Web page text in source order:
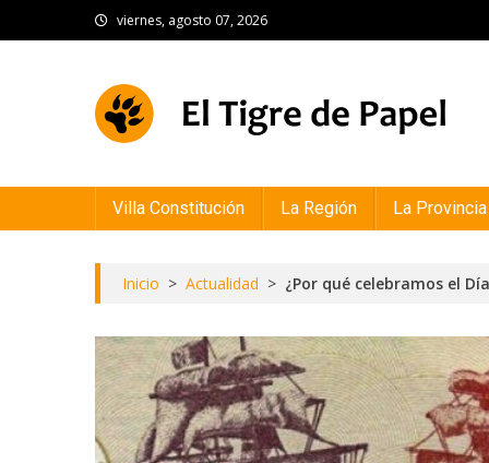
to
viernes, agosto 07, 2026
Villa Constitución La Región La Provincia
Inicio > Actualidad > ¿Por qué celebramos el